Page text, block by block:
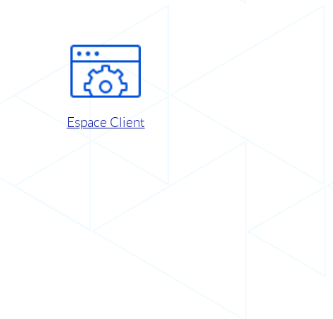
Espace Client